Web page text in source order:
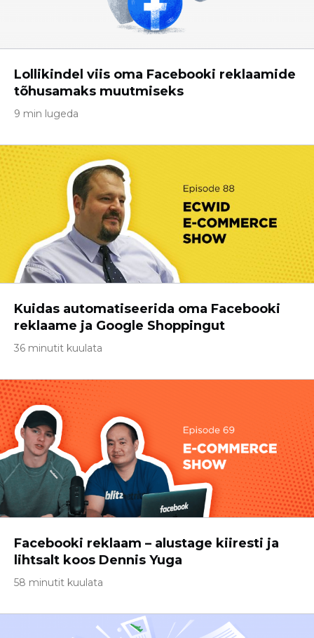
Lollikindel viis oma Facebooki reklaamide
tõhusamaks muutmiseks
9 min lugeda
Kuidas automatiseerida oma Facebooki
reklaame ja Google Shoppingut
36 minutit kuulata
Facebooki reklaam – alustage kiiresti ja
lihtsalt koos Dennis Yuga
58 minutit kuulata